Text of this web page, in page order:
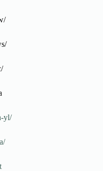
yl/